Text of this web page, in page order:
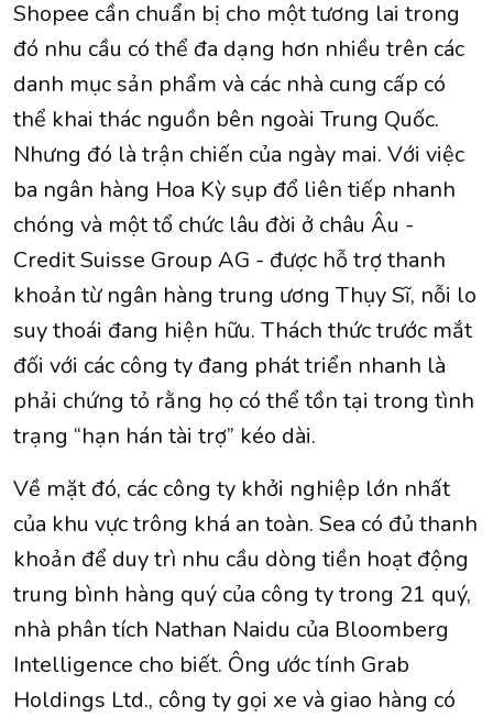
Shopee cần chuẩn bị cho một tương lai trong
đó nhu cầu có thể đa dạng hơn nhiều trên các
danh mục sản phẩm và các nhà cung cấp có
thể khai thác nguồn bên ngoài Trung Quốc.
Nhưng đó là trận chiến của ngày mai. Với việc
ba ngân hàng Hoa Kỳ sụp đổ liên tiếp nhanh
chóng và một tổ chức lâu đời ở châu Âu -
Credit Suisse Group AG - được hỗ trợ thanh
khoản từ ngân hàng trung ương Thụy Sĩ, nỗi lo
suy thoái đang hiện hữu. Thách thức trước mắt
đối với các công ty đang phát triển nhanh là
phải chứng tỏ rằng họ có thể tồn tại trong tình
trạng “hạn hán tài trợ” kéo dài.
Về mặt đó, các công ty khởi nghiệp lớn nhất
của khu vực trông khá an toàn. Sea có đủ thanh
khoản để duy trì nhu cầu dòng tiền hoạt động
trung bình hàng quý của công ty trong 21 quý,
nhà phân tích Nathan Naidu của Bloomberg
Intelligence cho biết. Ông ước tính Grab
Holdings Ltd., công ty gọi xe và giao hàng có